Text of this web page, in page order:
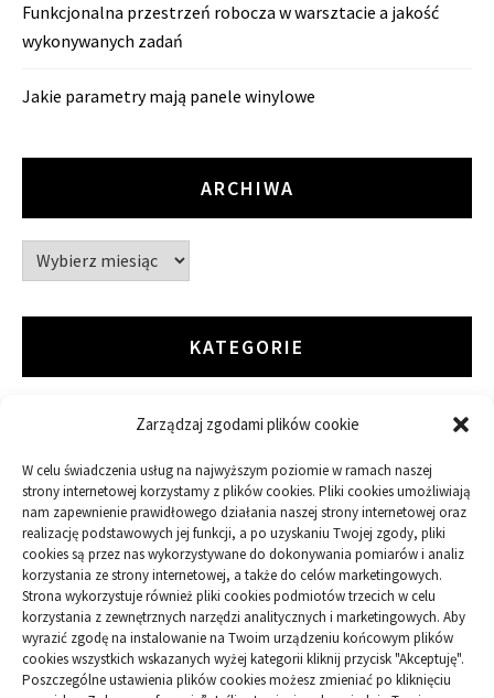
Zarządzaj zgodami plików cookie
W celu świadczenia usług na najwyższym poziomie w ramach naszej
strony internetowej korzystamy z plików cookies. Pliki cookies umożliwiają
nam zapewnienie prawidłowego działania naszej strony internetowej oraz
realizację podstawowych jej funkcji, a po uzyskaniu Twojej zgody, pliki
cookies są przez nas wykorzystywane do dokonywania pomiarów i analiz
korzystania ze strony internetowej, a także do celów marketingowych.
Strona wykorzystuje również pliki cookies podmiotów trzecich w celu
korzystania z zewnętrznych narzędzi analitycznych i marketingowych. Aby
wyrazić zgodę na instalowanie na Twoim urządzeniu końcowym plików
cookies wszystkich wskazanych wyżej kategorii kliknij przycisk "Akceptuję".
Poszczególne ustawienia plików cookies możesz zmieniać po kliknięciu
Funkcjonalna przestrzeń robocza w warsztacie a jakość
wykonywanych zadań
Jakie parametry mają panele winylowe
ARCHIWA
Archiwa
KATEGORIE
ARTYKUŁ SPONSOROWANY
Budowa
Dom
Ogród
Przemysł